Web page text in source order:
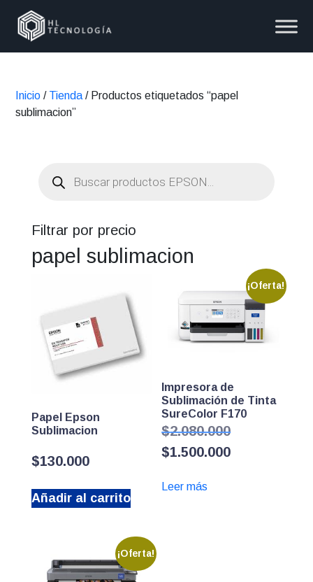
Inicio / Tienda / Productos etiquetados “papel
sublimacion”
productos
Filtrar por precio
papel sublimacion
Papel Epson
Sublimacion
$130.000
Añadir al carrito
¡Oferta!
Impresora de
Sublimación de Tinta
SureColor F170
$2.080.000El
original
$1.500.000El
Leer más
¡Oferta!